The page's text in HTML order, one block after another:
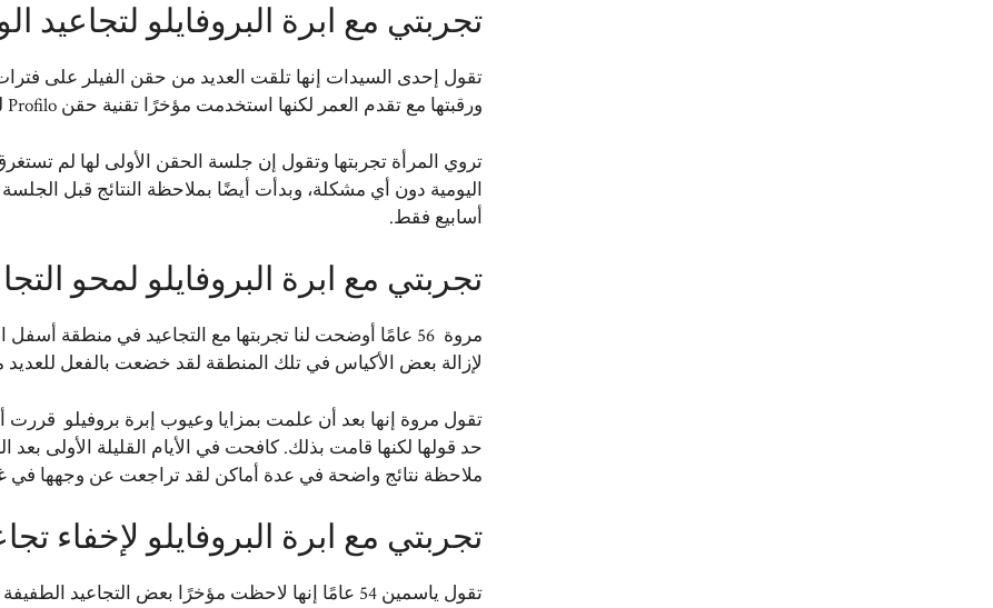
تجربتي مع ابرة البروفايلو لتجاعيد
تقول إحدى السيدات إنها تلقت العديد من حقن الفيلر على
ورقبتها مع تقدم العمر لكنها استخدمت مؤخرًا تقنية حقن Profilo لما له من مزايا.
تروي المرأة تجربتها وتقول إن جلسة الحقن الأولى لها لم
اليومية دون أي مشكلة، وبدأت أيضًا بملاحظة النتائج قبل
أسابيع فقط.
تجربتي مع ابرة البروفايلو لمحو
مروة 56 عامًا أوضحت لنا تجربتها مع التجاعيد في منطقة
لإزالة بعض الأكياس في تلك المنطقة لقد خضعت بالفعل
تقول مروة إنها بعد أن علمت بمزايا وعيوب إبرة بروفيلو قررت
حد قولها لكنها قامت بذلك. كافحت في الأيام القليلة الأولى
ملاحظة نتائج واضحة في عدة أماكن لقد تراجعت عن وجهها في
تجربتي مع ابرة البروفايلو لإخفاء
تقول ياسمين 54 عامًا إنها لاحظت مؤخرًا بعض